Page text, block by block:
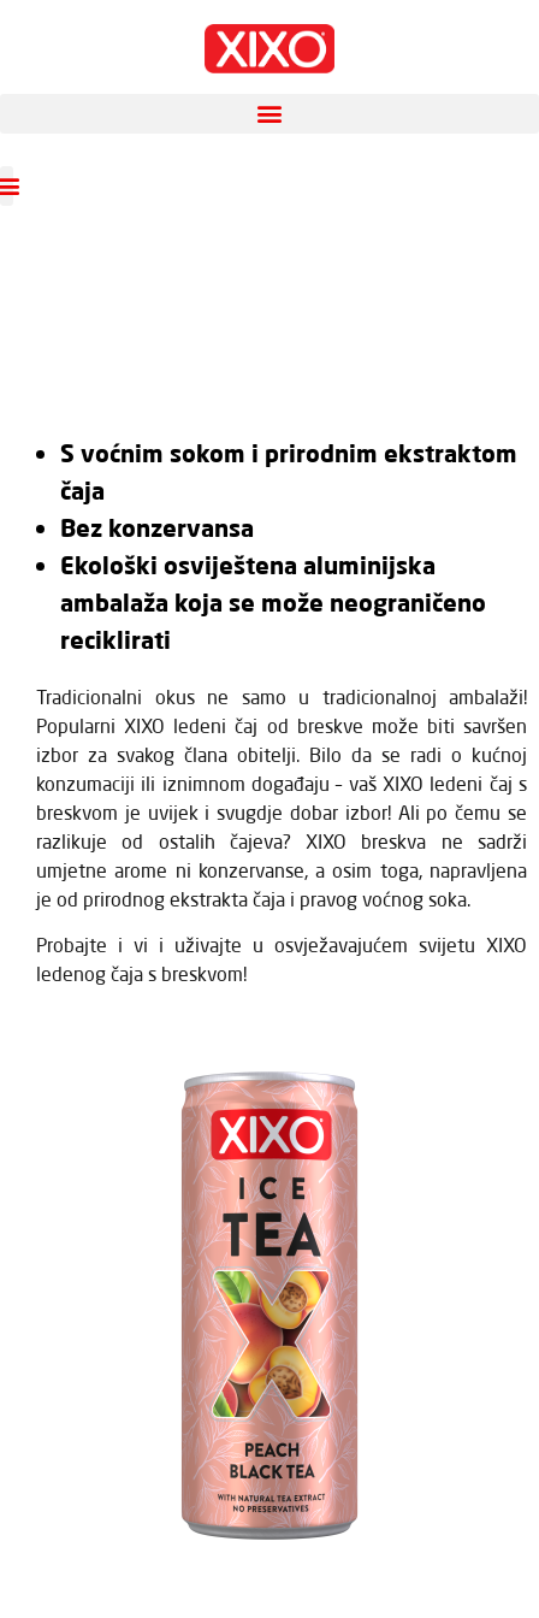
S voćnim sokom i prirodnim ekstraktom
čaja
Bez konzervansa
Ekološki osviještena aluminijska
ambalaža koja se može neograničeno
reciklirati
Tradicionalni okus ne samo u tradicionalnoj ambalaži!
Popularni XIXO ledeni čaj od breskve može biti savršen
izbor za svakog člana obitelji. Bilo da se radi o kućnoj
konzumaciji ili iznimnom događaju – vaš XIXO ledeni čaj s
breskvom je uvijek i svugdje dobar izbor! Ali po čemu se
razlikuje od ostalih čajeva? XIXO breskva ne sadrži
umjetne arome ni konzervanse, a osim toga, napravljena
je od prirodnog ekstrakta čaja i pravog voćnog soka.
Probajte i vi i uživajte u osvježavajućem svijetu XIXO
ledenog čaja s breskvom!